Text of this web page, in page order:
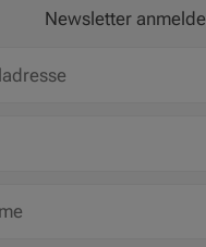
Newsletter